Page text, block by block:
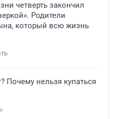
четверть закончил
Родители
который всю жизнь
Почему нельзя купаться